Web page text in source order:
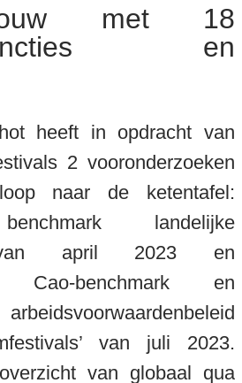
met 18
en
heeft in opdracht van
2 vooronderzoeken
naar de ketentafel:
landelijke
van april 2023 en
Cao-benchmark en
van juli 2023.
van globaal qua